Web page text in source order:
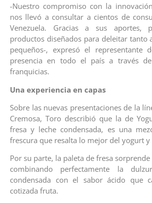
-Nuestro compromiso con la
nos llevó a consultar a cientos de
Venezuela. Gracias a sus aportes,
productos diseñados para deleitar tanto
pequeños-, expresó el representante
presencia en todo el país a través
franquicias.
Una experiencia en capas
Sobre las nuevas presentaciones de la
Cremosa, Toro describió que la de
fresa y leche condensada, es una
frescura que resalta lo mejor del yogurt y
Por su parte, la paleta de fresa
combinando perfectamente la
condensada con el sabor ácido que
cotizada fruta.